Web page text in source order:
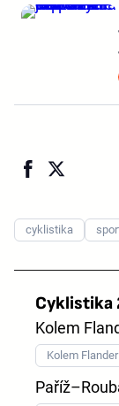
cyklistika
Cyklistika
Kolem
Kolem